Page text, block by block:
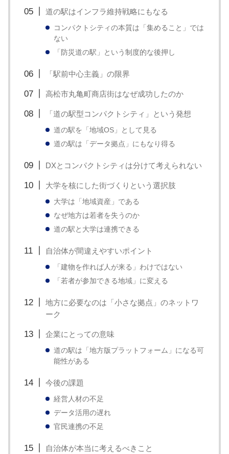
道の駅はインフラ維持戦略にもなる
コンパクトシティの本質は「集めること」では
ない
「防災道の駅」という制度的な後押し
「駅前中心主義」の限界
高松市丸亀町商店街はなぜ成功したのか
「道の駅型コンパクトシティ」という発想
道の駅を「地域OS」として見る
道の駅は「データ拠点」にもなり得る
DXとコンパクトシティは分けて考えられない
大学を核にした街づくりという選択肢
大学は「地域資産」である
なぜ地方は若者を失うのか
道の駅と大学は連携できる
自治体が間違えやすいポイント
「建物を作れば人が来る」わけではない
「若者が参加できる地域」に変える
地方に必要なのは「小さな拠点」のネットワ
ーク
企業にとっての意味
道の駅は「地方版プラットフォーム」になる可
能性がある
今後の課題
経営人材の不足
データ活用の遅れ
官民連携の不足
自治体が本当に考えるべきこと